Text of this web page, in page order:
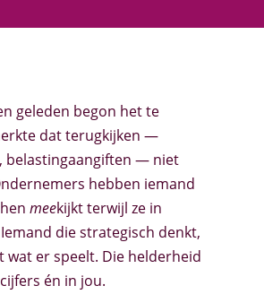
geleden begon het te
dat terugkijken —
belastingaangiften — niet
hebben iemand
meekijkt terwijl ze in
die strategisch denkt,
wat er speelt. Die helderheid
én in jou.